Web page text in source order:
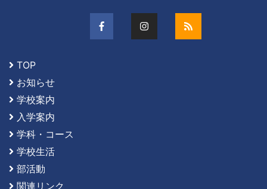
TOP
お知らせ
学校案内
入学案内
学科・コース
学校生活
部活動
関連リンク